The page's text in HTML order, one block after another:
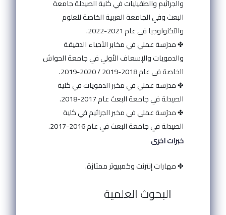
والجراثيم والطفيليات في كلية الصيدلة جامعة
البعث وفي الجامعة العربية الخاصة للعلوم
والتكنولوجيا في عام 2021-2022.
✤ مدرَسة عملي في مخابر الأحياء الدقيقة
والدمويات والإسعاف الأولي في جامعة الحواش
الخاصة في عام 2018-2019 / 2020-2019.
✤ مدرَسة عملي في مخبر الدمويات في كلية
الصيدلة في جامعة البعث عام 2017-2018.
✤ مدرَسة عملي في مخبر الجراثيم في كلية
الصيدلة في جامعة البعث في عام 2016-2017.
خبرات اخرى
✤ مهارات إنترنت وكمبيوتر ممتازة.
البحوث العلمية